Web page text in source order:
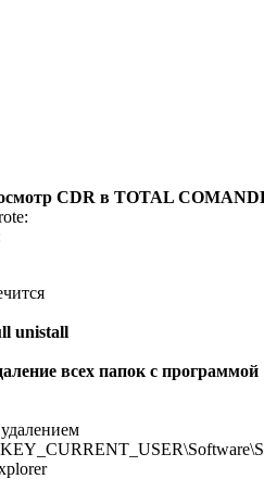
CDR в TOTAL
unistall
всех папок с программой